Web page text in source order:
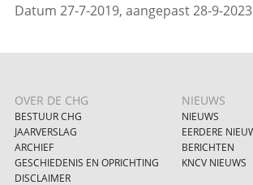
Datum 27-7-2019, aangepast 28-9-2023
OVER DE CHG
BESTUUR CHG
JAARVERSLAG
ARCHIEF
GESCHIEDENIS EN OPRICHTING
DISCLAIMER
NIEUWS
NIEUWS
EERDERE
BERICHTEN
KNCV NIEUWS